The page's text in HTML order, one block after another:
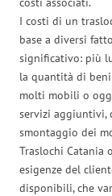
I costi di un
base a diversi
significativo: più
la quantità di
molti mobili o
servizi aggiuntivi,
smontaggio dei
Traslochi Catania
esigenze del
disponibili, che